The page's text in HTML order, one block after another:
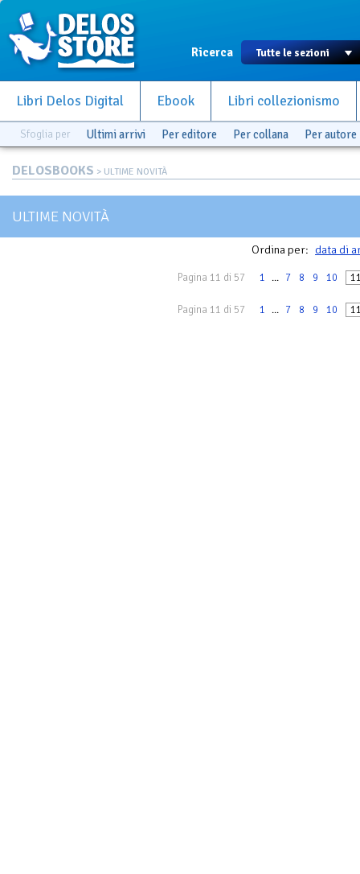
Ricerca
Libri Delos Digital Ebook Libri collezionismo
Sfoglia per Ultimi arrivi Per editore Per collana Per autore
DELOSBOOKS > ULTIME NOVITÀ
ULTIME NOVITÀ
Ordina per: data di
Pagina 11 di 57 1 ... 7 8 9 10
Pagina 11 di 57 1 ... 7 8 9 10